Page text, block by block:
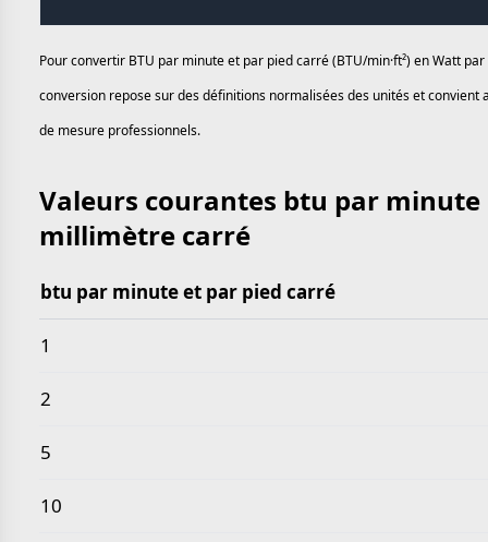
Pour convertir BTU par minute et par pied carré (BTU/min·ft²) en Watt
conversion repose sur des définitions normalisées des unités et
de mesure professionnels.
Valeurs courantes btu par
millimètre carré
Valeurs courantes btu par minute et par pied
btu par minute et par pied carré
1
2
5
10